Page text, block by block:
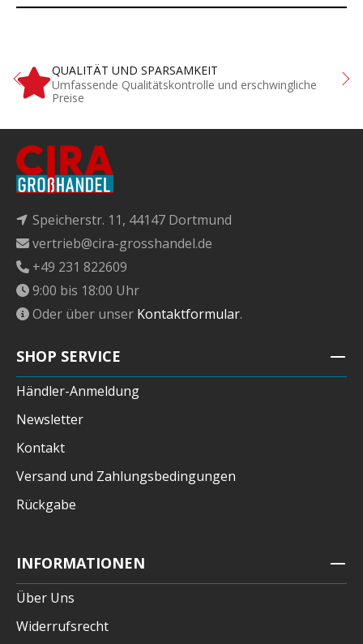
QUALITÄT UND SPARSAMKEIT
Umfassende Qualitätskontrolle und erschwingliche
Preise
Speicherstr. 11, 44147 Dortmund
vertrieb@cira-grosshandel.de
+49 231 822609
9:00 bis 18:00 Uhr
Oder über unser Kontaktformular.
SHOP SERVICE
Händler-Anmeldung
Newsletter
Kontakt
Versand und Zahlungsbedingungen
Rückgabe
INFORMATIONEN
Über Uns
Widerrufsrecht